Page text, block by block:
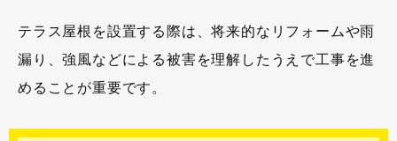
テラス屋根を設置する際は、将来的なリフォームや雨
漏り、強風などによる被害を理解したうえで工事を進
めることが重要です。